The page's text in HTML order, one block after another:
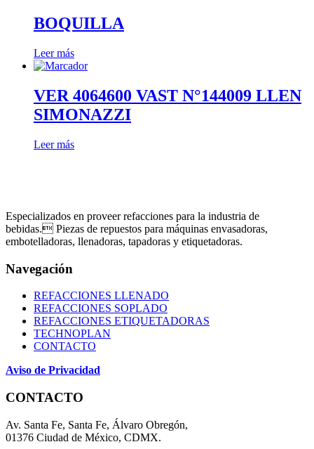
BOQUILLA
Leer más
VER 4064600 VAST N°144009 LLEN
SIMONAZZI
Leer más
Especializados en proveer refacciones para la industria de
bebidas. Piezas de repuestos para máquinas envasadoras,
embotelladoras, llenadoras, tapadoras y etiquetadoras.
Navegación
REFACCIONES LLENADO
REFACCIONES SOPLADO
REFACCIONES ETIQUETADORAS
TECHNOPLAN
CONTACTO
Aviso de Privacidad
CONTACTO
Av. Santa Fe, Santa Fe, Álvaro Obregón,
01376 Ciudad de México, CDMX.